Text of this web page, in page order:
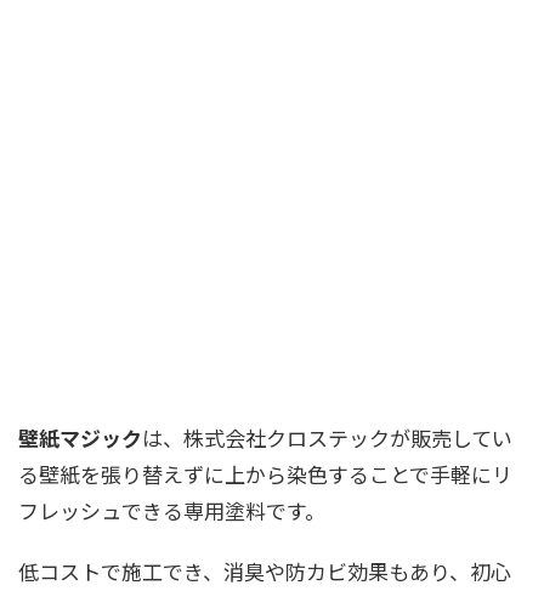
壁紙マジックは、株式会社クロステックが販売してい
る壁紙を張り替えずに上から染色することで手軽にリ
フレッシュできる専用塗料です。
低コストで施工でき、消臭や防カビ効果もあり、初心